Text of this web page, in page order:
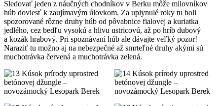
Sledovať jeden z náučných chodníkov v Berku môže milovníkov
húb doviesť k zaujímavým úlovkom. Za uplynulé roky tu boli
spozorované rôzne druhy húb od pôvabnice fialovej a kuriatka
jedlého, cez bedľu vysokú a hlivu ustricovú, až po hríb dubový
a kozák hrabový. Pri spoznávaní húb ale dávajte veľký pozor!
Naraziť tu možno aj na nebezpečné až smrteľné druhy akými sú
muchotrávka červená a muchotrávka zelená.